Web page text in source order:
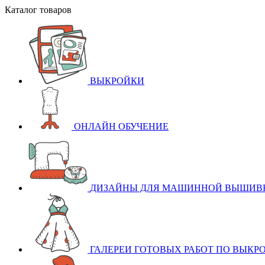
Каталог товаров
ВЫКРОЙКИ
ОНЛАЙН ОБУЧЕНИЕ
ДИЗАЙНЫ ДЛЯ МАШИННОЙ
ГАЛЕРЕИ ГОТОВЫХ РАБОТ ПО